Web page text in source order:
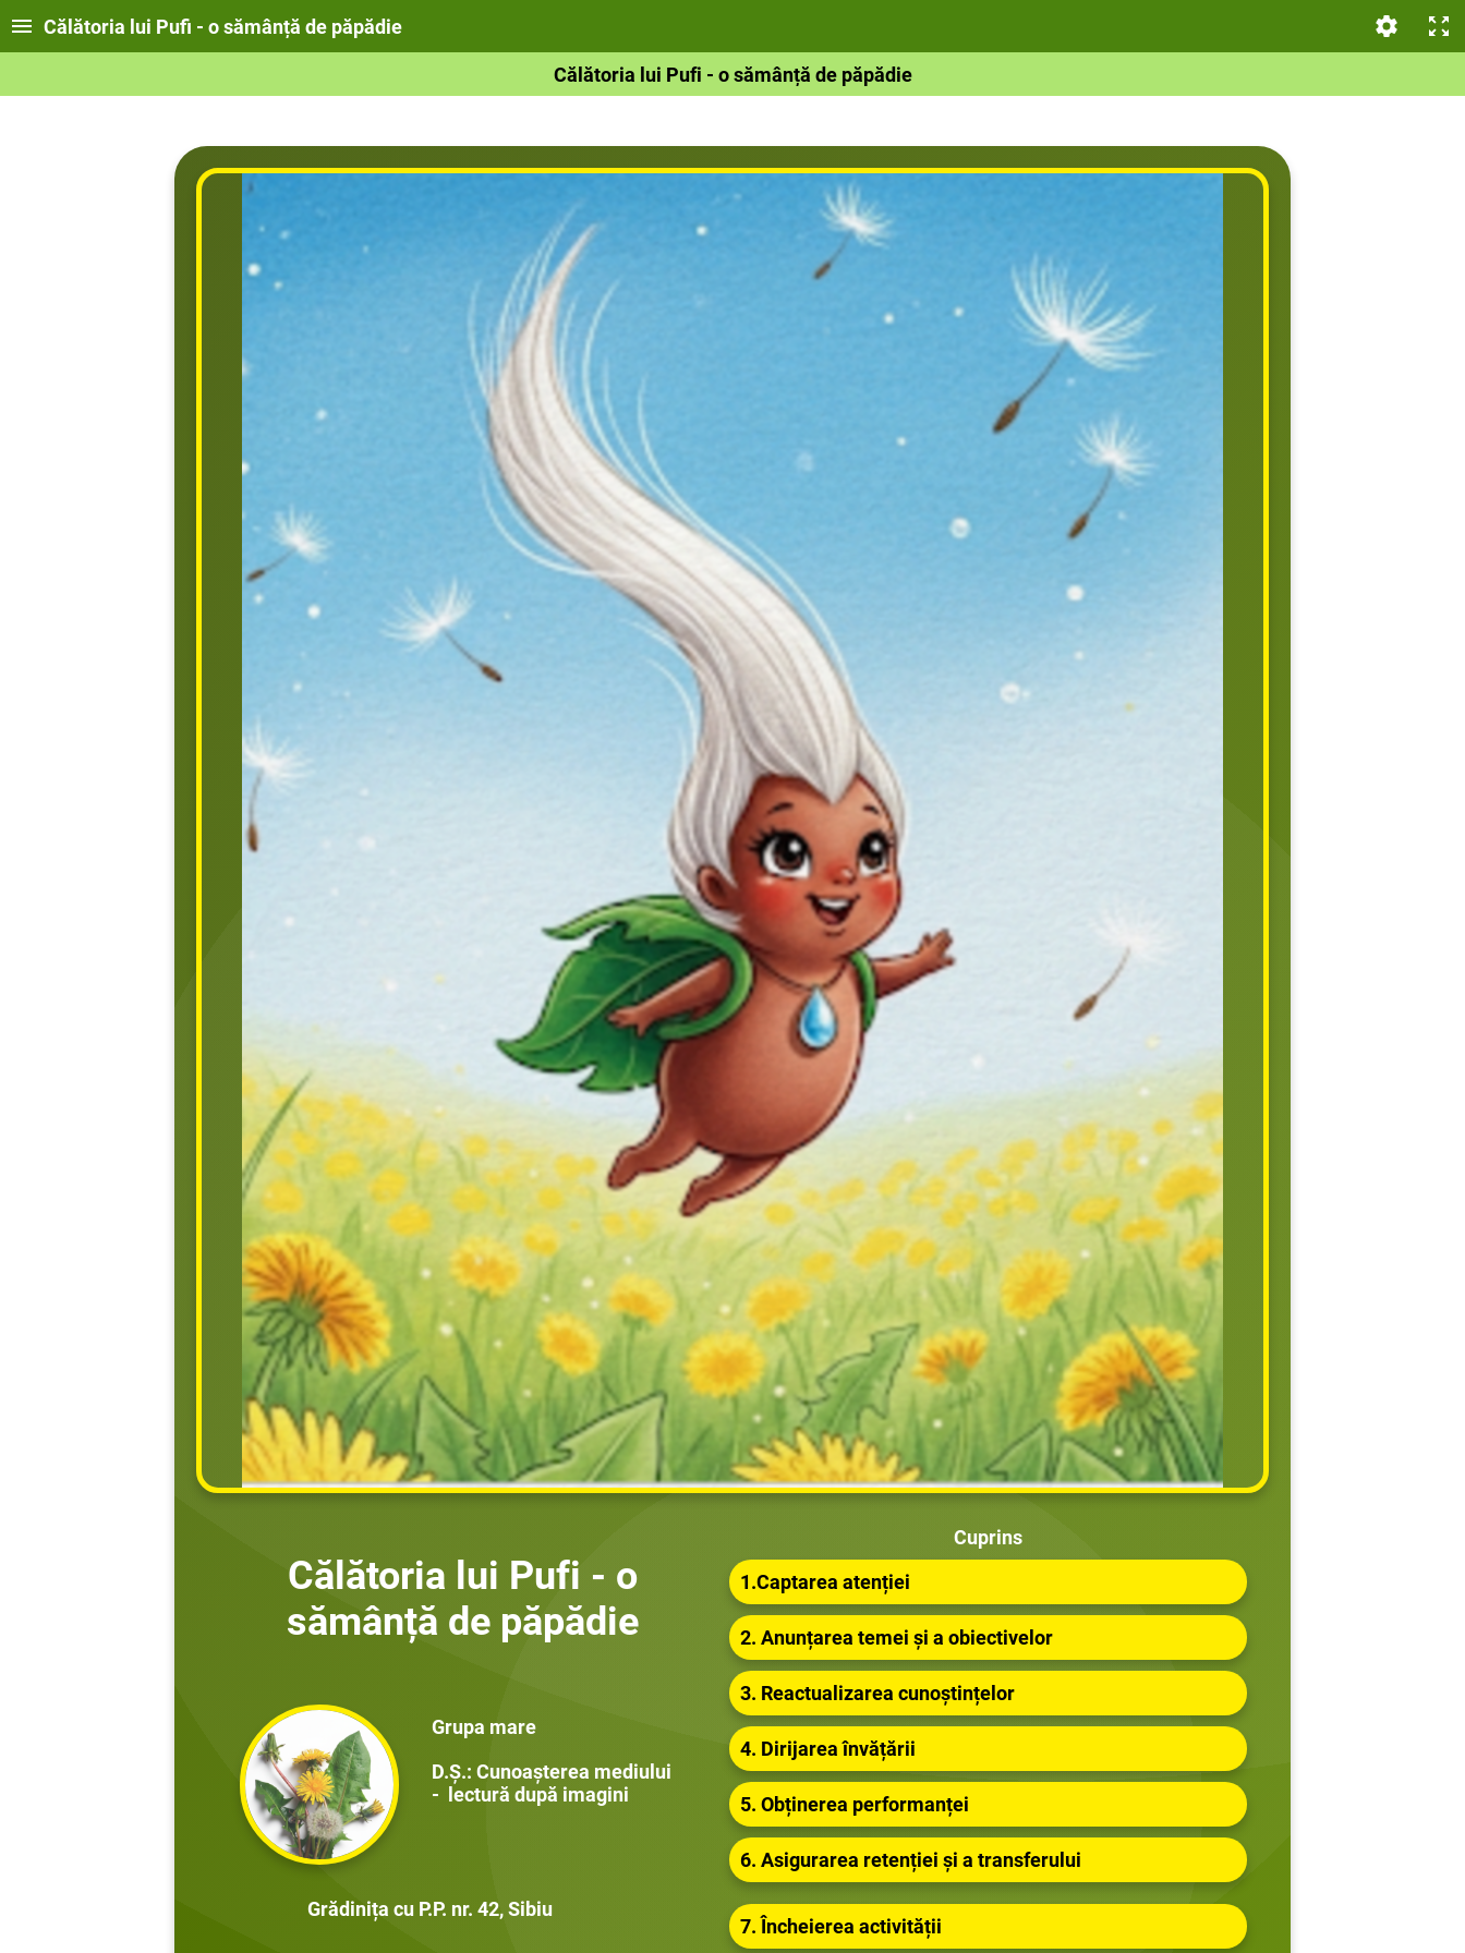
Călătoria lui Pufi - o sămânță de păpădie
Călătoria lui Pufi - o sămânță de păpădie
Călătoria lui Pufi - o
sămânță de păpădie
Grupa mare
D.Ș.: Cunoașterea mediului
- lectură după imagini
Grădinița cu P.P. nr. 42, Sibiu
Cuprins
1.Captarea atenției
2. Anunțarea temei și a obiectivelor
3. Reactualizarea cunoștințelor
4. Dirijarea învățării
5. Obținerea performanței
6. Asigurarea retenției și a transferului
7. Încheierea activității